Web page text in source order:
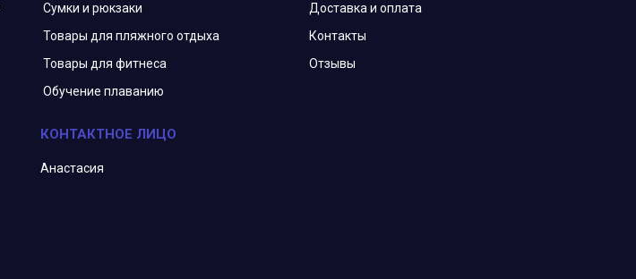
Сумки и рюкзаки
Товары для пляжного отдыха
Товары для фитнеса
Обучение плаванию
Доставка и оплата
Контакты
Отзывы
Анастасия